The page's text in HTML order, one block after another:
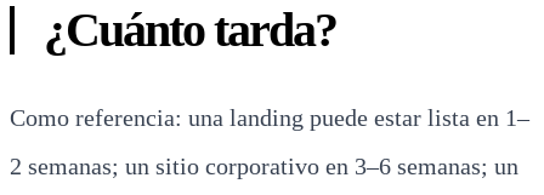
¿Cuánto tarda?
Como referencia: una landing puede estar lista en 1–
2 semanas; un sitio corporativo en 3–6 semanas; un